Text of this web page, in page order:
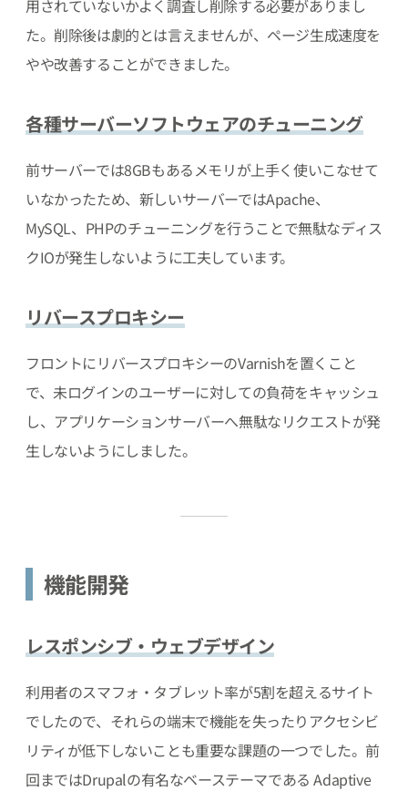
用されていないかよく調査し削除する必要がありまし
た。削除後は劇的とは言えませんが、ページ生成速度を
やや改善することができました。
各種サーバーソフトウェアのチューニング
前サーバーでは8GBもあるメモリが上手く使いこなせて
いなかったため、新しいサーバーではApache、
MySQL、PHPのチューニングを行うことで無駄なディス
クIOが発生しないように工夫しています。
リバースプロキシー
フロントにリバースプロキシーのVarnishを置くこと
で、未ログインのユーザーに対しての負荷をキャッシュ
し、アプリケーションサーバーへ無駄なリクエストが発
生しないようにしました。
機能開発
レスポンシブ・ウェブデザイン
利用者のスマフォ・タブレット率が5割を超えるサイト
でしたので、それらの端末で機能を失ったりアクセシビ
リティが低下しないことも重要な課題の一つでした。前
回まではDrupalの有名なベーステーマである Adaptive